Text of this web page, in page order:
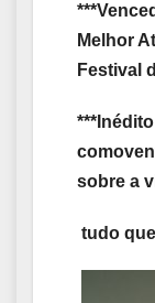
Melhor
Festival
sobre a
tudo